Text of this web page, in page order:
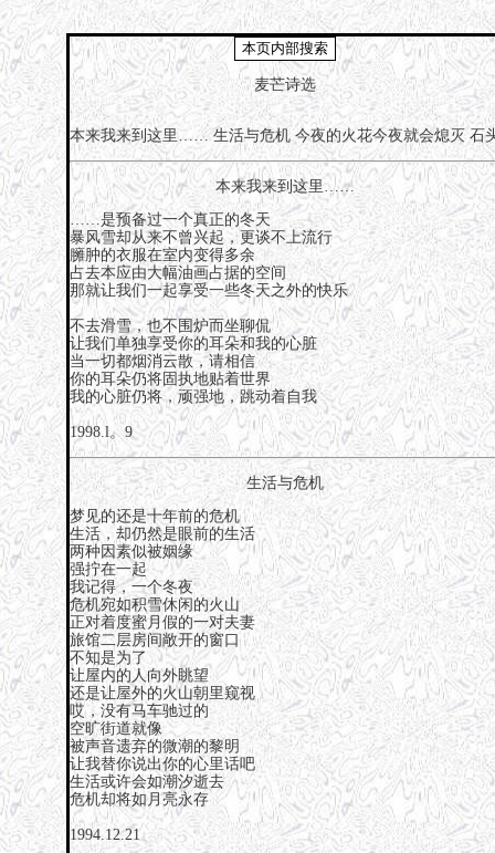
麦芒诗选
本来我来到这里…… 生活与危机 今夜的火花今夜就会熄灭 石
本来我来到这里……
……是预备过一个真正的冬天
暴风雪却从来不曾兴起，更谈不上流行
臃肿的衣服在室内变得多余
占去本应由大幅油画占据的空间
那就让我们一起享受一些冬天之外的快乐
不去滑雪，也不围炉而坐聊侃
让我们单独享受你的耳朵和我的心脏
当一切都烟消云散，请相信
你的耳朵仍将固执地贴着世界
我的心脏仍将，顽强地，跳动着自我
1998.l。9
生活与危机
梦见的还是十年前的危机
生活，却仍然是眼前的生活
两种因素似被姻缘
强拧在一起
我记得，一个冬夜
危机宛如积雪休闲的火山
正对着度蜜月假的一对夫妻
旅馆二层房间敞开的窗口
不知是为了
让屋内的人向外眺望
还是让屋外的火山朝里窥视
哎，没有马车驰过的
空旷街道就像
被声音遗弃的微潮的黎明
让我替你说出你的心里话吧
生活或许会如潮汐逝去
危机却将如月亮永存
1994.12.21